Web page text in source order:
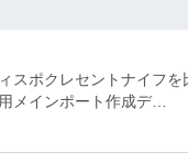
スポクレセントナイフを
メインポート作成デ…